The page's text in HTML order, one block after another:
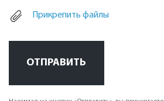
Прикрепить файлы
ОТПРАВИТЬ